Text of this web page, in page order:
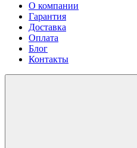
О компании
Гарантия
Доставка
Оплата
Блог
Контакты